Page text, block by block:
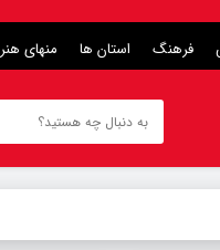
فرهنگ استان ها منهای هنر